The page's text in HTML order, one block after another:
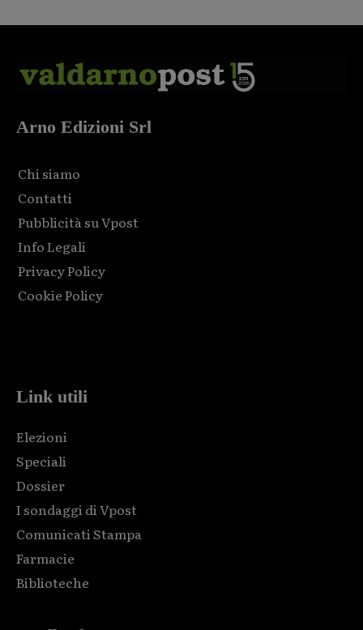
Arno Edizioni Srl
Chi siamo
Contatti
Pubblicità su Vpost
Info Legali
Privacy Policy
Cookie Policy
Link utili
Elezioni
Speciali
Dossier
I sondaggi di Vpost
Comunicati Stampa
Farmacie
Biblioteche